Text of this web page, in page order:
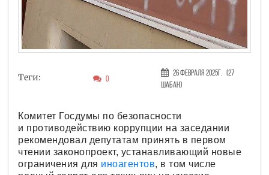
Теги: 0
26 Февраля 2025г. (27
Шабан)
Комитет Госдумы по безопасности
и противодействию коррупции на заседании
рекомендовал депутатам принять в первом
чтении законопроект, устанавливающий новые
ограничения для иноагентов, в том числе